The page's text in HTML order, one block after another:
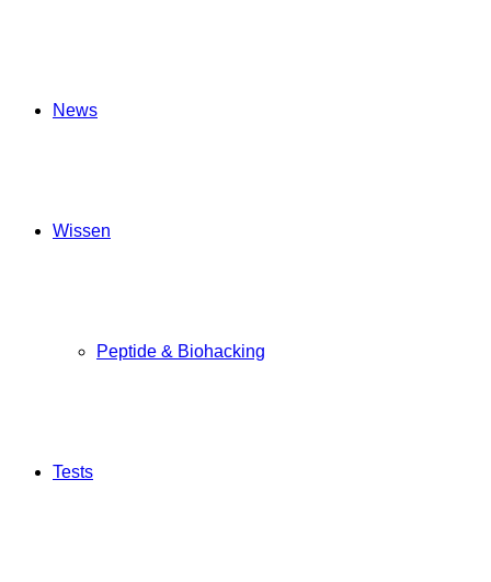
News
Wissen
Peptide & Biohacking
Tests